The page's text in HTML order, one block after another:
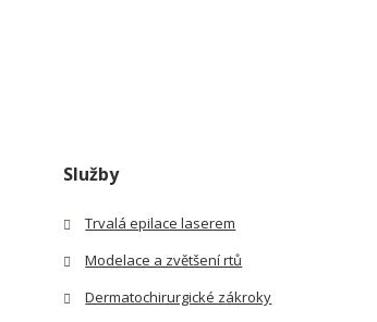
Služby
Trvalá epilace laserem
Modelace a zvětšení rtů
Dermatochirurgické zákroky